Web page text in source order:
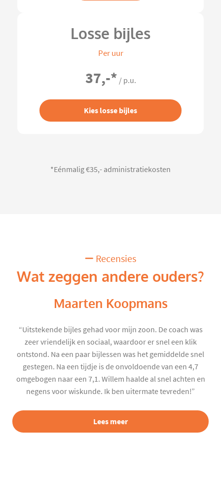
Losse bijles
Per uur
37,-* / p.u.
Kies losse bijles
*Eénmalig €35,- administratiekosten
Recensies
Wat zeggen andere ouders?
Maarten Koopmans
“Uitstekende bijles gehad voor mijn zoon. De coach was
zeer vriendelijk en sociaal, waardoor er snel een klik
ontstond. Na een paar bijlessen was het gemiddelde snel
gestegen. Na een tijdje is de onvoldoende van een 4,7
omgebogen naar een 7,1. Willem haalde al snel achten en
negens voor wiskunde. Ik ben uitermate tevreden!”
Lees meer